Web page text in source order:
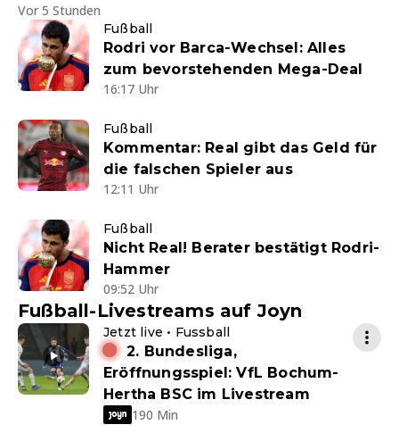
Vor 5 Stunden
Fußball
Rodri vor Barca-Wechsel: Alles
zum bevorstehenden Mega-Deal
16:17 Uhr
Fußball
Kommentar: Real gibt das Geld für
die falschen Spieler aus
12:11 Uhr
Fußball
Nicht Real! Berater bestätigt Rodri-
Hammer
09:52 Uhr
Fußball-Livestreams auf Joyn
Jetzt live • Fussball
2. Bundesliga,
Eröffnungsspiel: VfL Bochum-
Hertha BSC im Livestream
190 Min